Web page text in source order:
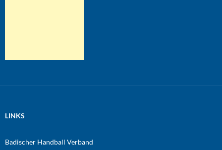
LINKS
Badischer Handball Verband